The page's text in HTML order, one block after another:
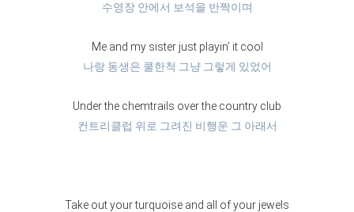
수영장 안에서 보석을 반짝이며
Me and my sister just playin’ it cool
나랑 동생은 쿨한척 그냥 그렇게 있었어
Under the chemtrails over the country club
컨트리클럽 위로 그려진 비행운 그 아래서
Take out your turquoise and all of your jewels